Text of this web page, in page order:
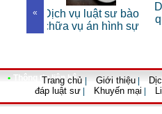
«
sư bào
Dịch vụ luật sư giải
quyết vụ án dân sự
• Thông tin liên hệ
Trang chủ Giới thiệu
đáp luật sư
Khuyến mại